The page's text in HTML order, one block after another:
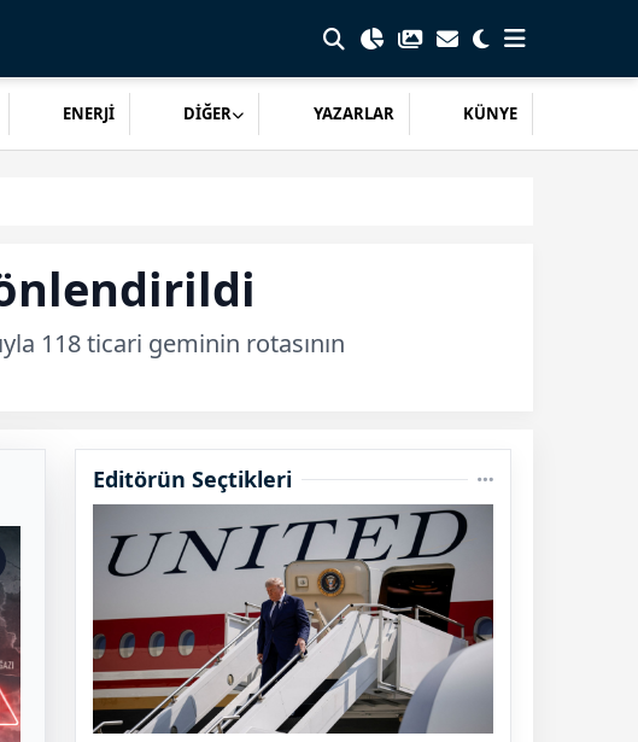
ENERJİ DİĞER YAZARLAR KÜNYE
118 ticari geminin rotasının
Editörün Seçtikleri